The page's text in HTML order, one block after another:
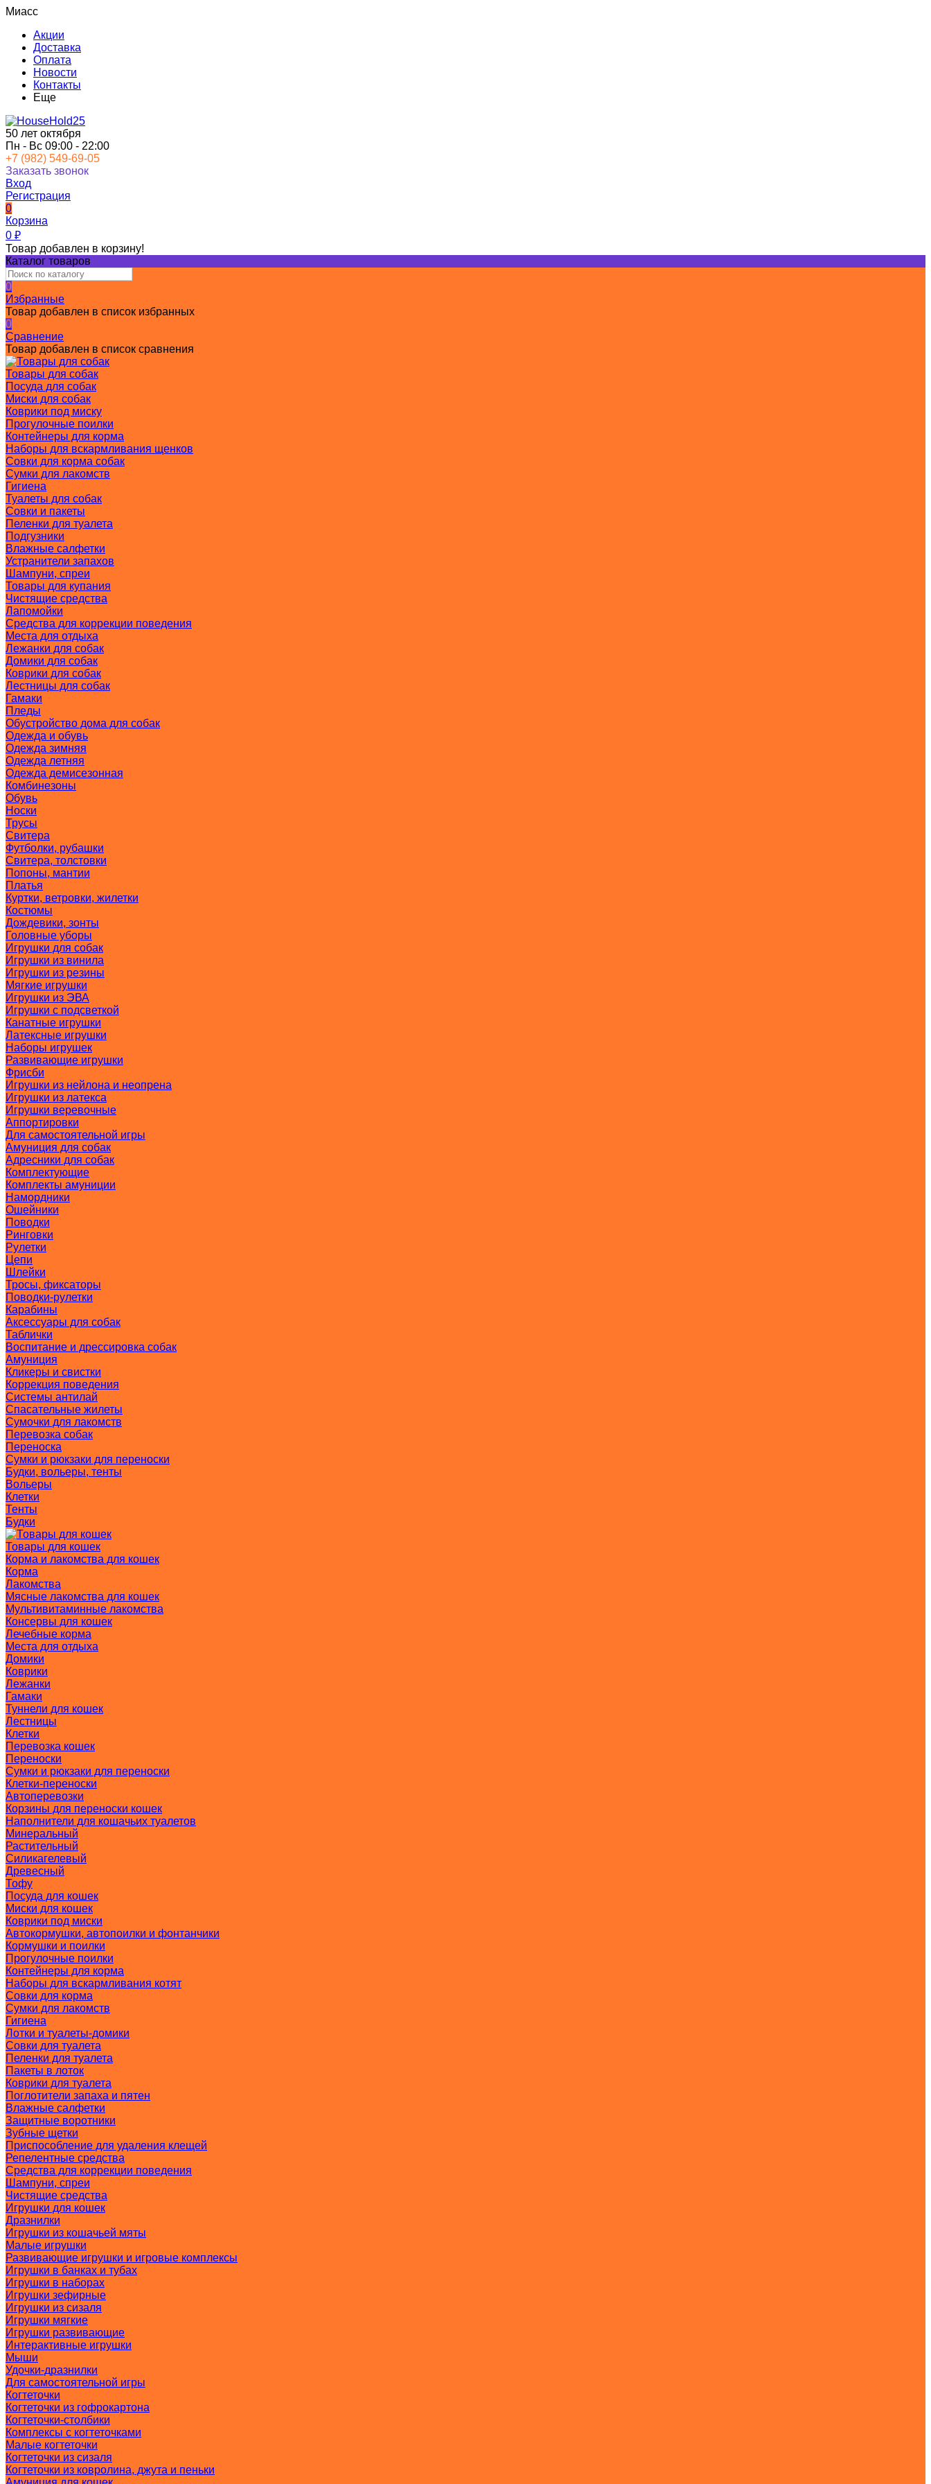
Миасс
Акции
Доставка
Оплата
Новости
Контакты
Еще
50 лет октября
Пн - Вс 09:00 - 22:00
+7 (982) 549-69-05
Заказать звонок
Вход
Регистрация
0
Корзина
0 ₽
Товар добавлен в корзину!
Каталог товаров
0
Избранные
Товар добавлен в список избранных
0
Сравнение
Товар добавлен в список сравнения
Товары для собак
Посуда для собак
Миски для собак
Коврики под миску
Прогулочные поилки
Контейнеры для корма
Наборы для вскармливания щенков
Совки для корма собак
Сумки для лакомств
Гигиена
Туалеты для собак
Совки и пакеты
Пеленки для туалета
Подгузники
Влажные салфетки
Устранители запахов
Шампуни, спреи
Товары для купания
Чистящие средства
Лапомойки
Средства для коррекции поведения
Места для отдыха
Лежанки для собак
Домики для собак
Коврики для собак
Лестницы для собак
Гамаки
Пледы
Обустройство дома для собак
Одежда и обувь
Одежда зимняя
Одежда летняя
Одежда демисезонная
Комбинезоны
Обувь
Носки
Трусы
Свитера
Футболки, рубашки
Свитера, толстовки
Попоны, мантии
Платья
Куртки, ветровки, жилетки
Костюмы
Дождевики, зонты
Головные уборы
Игрушки для собак
Игрушки из винила
Игрушки из резины
Мягкие игрушки
Игрушки из ЭВА
Игрушки с подсветкой
Канатные игрушки
Латексные игрушки
Наборы игрушек
Развивающие игрушки
Фрисби
Игрушки из нейлона и неопрена
Игрушки из латекса
Игрушки веревочные
Аппортировки
Для самостоятельной игры
Амуниция для собак
Адресники для собак
Комплектующие
Комплекты амуниции
Намордники
Ошейники
Поводки
Ринговки
Рулетки
Цепи
Шлейки
Тросы, фиксаторы
Поводки-рулетки
Карабины
Аксессуары для собак
Таблички
Воспитание и дрессировка собак
Амуниция
Кликеры и свистки
Коррекция поведения
Системы антилай
Спасательные жилеты
Сумочки для лакомств
Перевозка собак
Переноска
Сумки и рюкзаки для переноски
Будки, вольеры, тенты
Вольеры
Клетки
Тенты
Будки
Товары для кошек
Корма и лакомства для кошек
Корма
Лакомства
Мясные лакомства для кошек
Мультивитаминные лакомства
Консервы для кошек
Лечебные корма
Места для отдыха
Домики
Коврики
Лежанки
Гамаки
Туннели для кошек
Лестницы
Клетки
Перевозка кошек
Переноски
Сумки и рюкзаки для переноски
Клетки-переноски
Автоперевозки
Корзины для переноски кошек
Наполнители для кошачьих туалетов
Минеральный
Растительный
Силикагелевый
Древесный
Тофу
Посуда для кошек
Миски для кошек
Коврики под миски
Автокормушки, автопоилки и фонтанчики
Кормушки и поилки
Прогулочные поилки
Контейнеры для корма
Наборы для вскармливания котят
Совки для корма
Сумки для лакомств
Гигиена
Лотки и туалеты-домики
Совки для туалета
Пеленки для туалета
Пакеты в лоток
Коврики для туалета
Поглотители запаха и пятен
Влажные салфетки
Защитные воротники
Зубные щетки
Приспособление для удаления клещей
Репелентные средства
Средства для коррекции поведения
Шампуни, спреи
Чистящие средства
Игрушки для кошек
Дразнилки
Игрушки из кошачьей мяты
Малые игрушки
Развивающие игрушки и игровые комплексы
Игрушки в банках и тубах
Игрушки в наборах
Игрушки зефирные
Игрушки из сизаля
Игрушки мягкие
Игрушки развивающие
Интерактивные игрушки
Мыши
Удочки-дразнилки
Для самостоятельной игры
Когтеточки
Когтеточки из гофрокартона
Когтеточки-столбики
Комплексы с когтеточками
Малые когтеточки
Когтеточки из сизаля
Когтеточки из ковролина, джута и пеньки